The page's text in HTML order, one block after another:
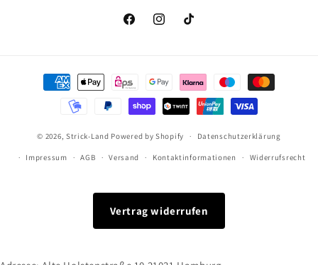
FacebookInstagramTikTok
Zahlungsmethoden
© 2026, Strick-Land Powered by Shopify Datenschutzerklärung
Impressum AGB Versand Kontaktinformationen Widerrufsrecht
Vertrag widerrufen